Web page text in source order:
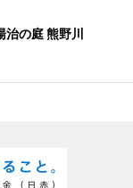
の庭 熊野川